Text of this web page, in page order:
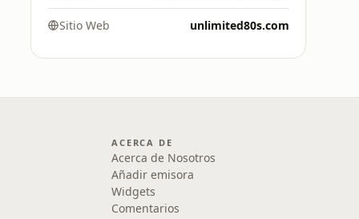
Sitio Web unlimited80s.com
ACERCA DE
Acerca de Nosotros
Añadir emisora
Widgets
Comentarios